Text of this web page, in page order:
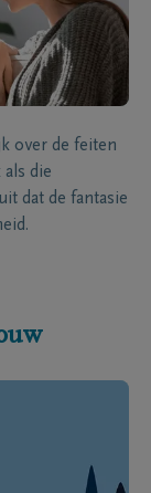
over de feiten
die
dat de fantasie